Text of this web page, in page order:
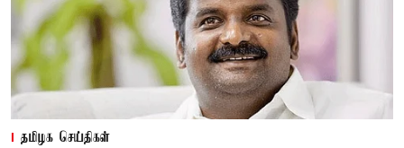
தமிழக செய்திகள்